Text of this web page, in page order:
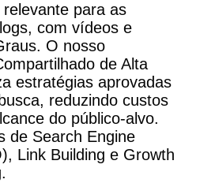
para as
com vídeos e
O nosso
de Alta
estratégias aprovadas
reduzindo custos
do público-alvo.
de Search Engine
Link Building e Growth